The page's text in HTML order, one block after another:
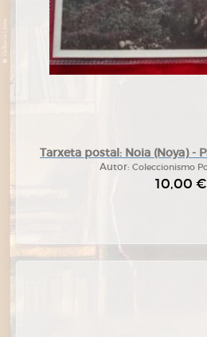
Tarxeta postal: Noia (Noya) -
Autor: Coleccionismo
10,00 €